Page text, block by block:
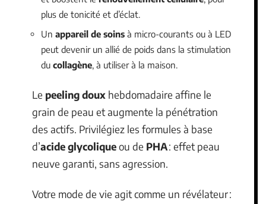
plus de tonicité et d’éclat.
Un appareil de soins à micro-courants ou à LED
peut devenir un allié de poids dans la stimulation
du collagène, à utiliser à la maison.
Le peeling doux hebdomadaire affine le
grain de peau et augmente la pénétration
des actifs. Privilégiez les formules à base
d’acide glycoliqueou de PHA: effet peau
neuve garanti, sans agression.
Votre mode de vie agit comme un révélateur :